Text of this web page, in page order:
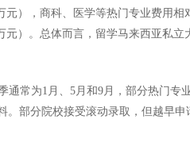
），商科、医学等热门专业费用
）。总体而言，留学马来西亚私立
常为1月、5月和9月，部分热门
部分院校接受滚动录取，但越早